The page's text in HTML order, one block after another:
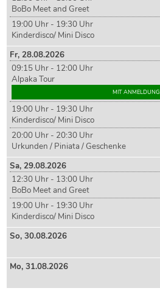
BoBo Meet and Greet
19:00 Uhr - 19:30 Uhr
Kinderdisco/ Mini Disco
Fr,28.08.2026
09:15 Uhr - 12:00 Uhr
Alpaka Tour
MIT ANMELDUNG
19:00 Uhr - 19:30 Uhr
Kinderdisco/ Mini Disco
20:00 Uhr - 20:30 Uhr
Urkunden / Piniata / Geschenke
Sa,29.08.2026
12:30 Uhr - 13:00 Uhr
BoBo Meet and Greet
19:00 Uhr - 19:30 Uhr
Kinderdisco/ Mini Disco
So,30.08.2026
Mo,31.08.2026